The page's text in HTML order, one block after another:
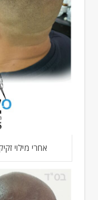
אחרי מילוי